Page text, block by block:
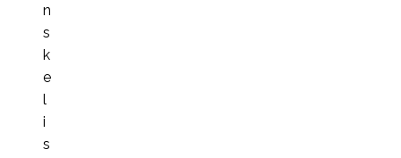
n
s
k
e
l
i
s